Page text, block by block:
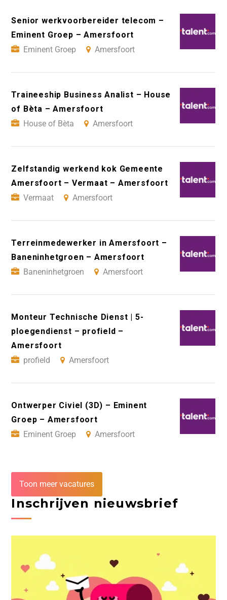
Senior werkvoorbereider telecom –
Eminent Groep – Amersfoort
Eminent Groep
Amersfoort
Traineeship Business Analist – House
of Bèta – Amersfoort
House of Bèta
Amersfoort
Zelfstandig werkend kok Gemeente
Amersfoort – Vermaat – Amersfoort
Vermaat
Amersfoort
Terreinmedewerker in Amersfoort –
Baneninhetgroen – Amersfoort
Baneninhetgroen
Amersfoort
Monteur Technische Dienst | 5-
ploegendienst – profield –
Amersfoort
profield
Amersfoort
Ontwerper Civiel (3D) – Eminent
Groep – Amersfoort
Eminent Groep
Amersfoort
Toon meer vacatures
Inschrijven nieuwsbrief